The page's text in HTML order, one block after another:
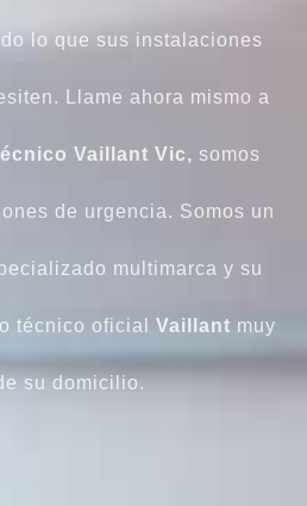
lo que sus instalaciones
Llame ahora mismo a
Vaillant Vic, somos
de urgencia. Somos un
multimarca y su
técnico oficial Vaillant muy
su domicilio.